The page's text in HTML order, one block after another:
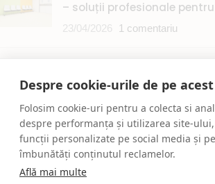
– soluții profesionale
23/04/2026 1 comentariu
Mocheta în ton cu Culoarea
eleganță, lumină și echilibru
INFORMAŢII UTILE
Întrebări frecvente
Despre noi
Despre cookie-urile de pe
Folosim cookie-uri pentru a colecta si
despre performanța și utilizarea site-
funcții personalizate pe social media și
îmbunătăți conținutul reclamelor.
Află mai multe